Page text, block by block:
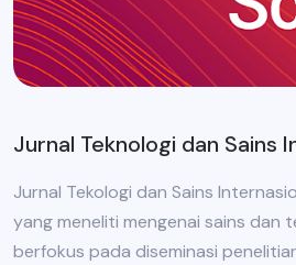
Jurnal Teknologi dan Sains
Jurnal Tekologi dan Sains
yang meneliti mengenai sains dan
berfokus pada diseminasi